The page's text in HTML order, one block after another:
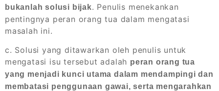
bukanlah solusi bijak. Penulis menekankan
pentingnya peran orang tua dalam mengatasi
masalah ini.
c. Solusi yang ditawarkan oleh penulis untuk
mengatasi isu tersebut adalah peran orang tua
yang menjadi kunci utama dalam mendampingi dan
membatasi penggunaan gawai, serta mengarahkan